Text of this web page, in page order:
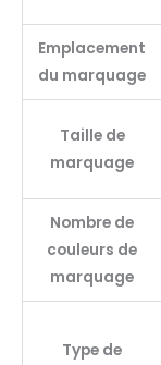
Emplacement
du marquage
Taille de
marquage
Nombre de
couleurs de
marquage
Type de